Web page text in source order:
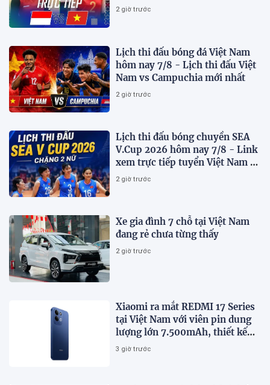
2026 mới nhất
2 giờ trước
Lịch thi đấu bóng đá Việt Nam
hôm nay 7/8 - Lịch thi đấu Việt
Nam vs Campuchia mới nhất
2 giờ trước
Lịch thi đấu bóng chuyền SEA
V.Cup 2026 hôm nay 7/8 - Link
xem trực tiếp tuyển Việt Nam vs
Indonesia
2 giờ trước
Xe gia đình 7 chỗ tại Việt Nam
đang rẻ chưa từng thấy
2 giờ trước
Xiaomi ra mắt REDMI 17 Series
tại Việt Nam với viên pin dung
lượng lớn 7.500mAh, thiết kế
trẻ trung, giá từ 5,5 triệu đồng
3 giờ trước